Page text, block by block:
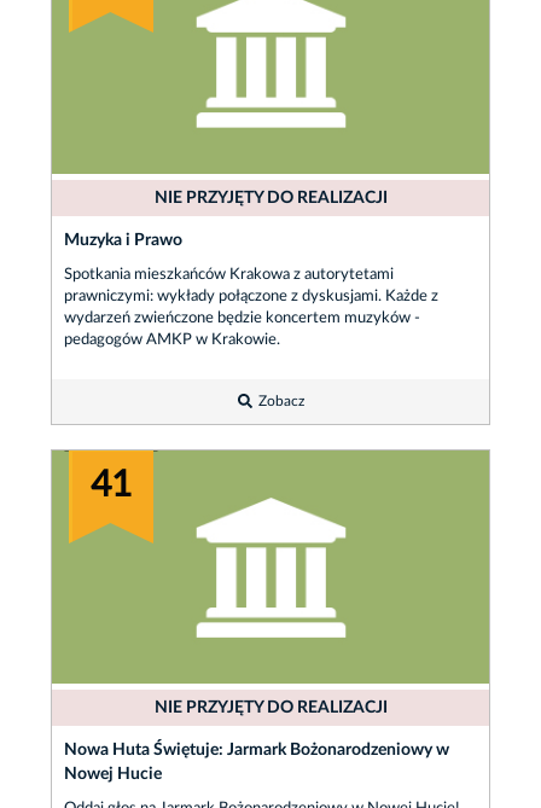
NIE PRZYJĘTY DO REALIZACJI
Muzyka i Prawo
Spotkania mieszkańców Krakowa z autorytetami
prawniczymi: wykłady połączone z dyskusjami. Każde z
wydarzeń zwieńczone będzie koncertem muzyków -
pedagogów AMKP w Krakowie.
Zobacz
41
NIE PRZYJĘTY DO REALIZACJI
Nowa Huta Świętuje: Jarmark Bożonarodzeniowy w
Nowej Hucie